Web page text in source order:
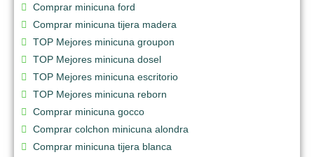
Comprar minicuna ford
Comprar minicuna tijera madera
TOP Mejores minicuna groupon
TOP Mejores minicuna dosel
TOP Mejores minicuna escritorio
TOP Mejores minicuna reborn
Comprar minicuna gocco
Comprar colchon minicuna alondra
Comprar minicuna tijera blanca